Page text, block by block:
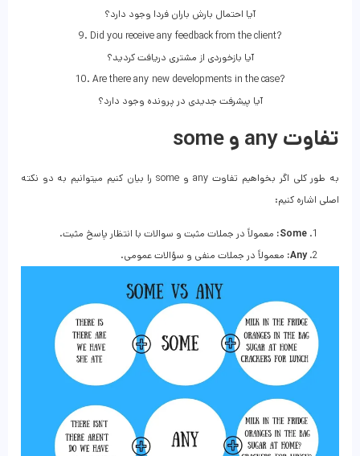
آیا احتمال بارش باران فردا وجود دارد؟
9. Did you receive any feedback from the client?
آیا بازخوردی از مشتری دریافت کردید؟
10. Are there any new developments in the case?
آیا پیشرفت جدیدی در پرونده وجود دارد؟
تفاوت any و some
به طور کلی اگر بخواهیم تفاوت any و some را بیان کنیم میتوانیم به دو نکته
اصلی اشاره کنیم:
Some: معمولاً در جملات مثبت و سوالات با انتظار پاسخ مثبت.
Any: معمولاً در جملات منفی و سؤالات عمومی.